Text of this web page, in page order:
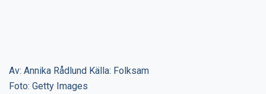
Av: Annika Rådlund Källa: Folksam
Foto: Getty Images